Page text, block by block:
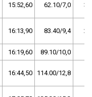
15:52,60 62.10/7,0 34
16:13,90 83.40/9,4 26
16:19,60 89.10/10,0
16:44,50 114.00/12,8